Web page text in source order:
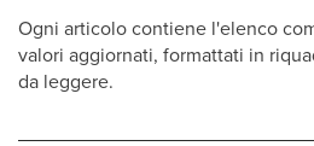
Ogni articolo contiene l'elenco
valori aggiornati, formattati in
da leggere.